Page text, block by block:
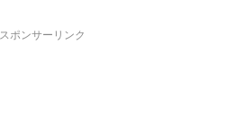
スポンサーリンク